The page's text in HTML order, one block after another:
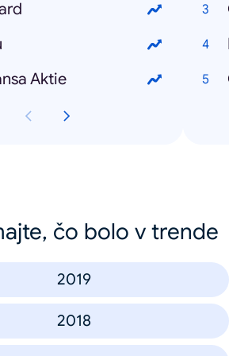
Aktie
čo bolo v trende
2019
2018